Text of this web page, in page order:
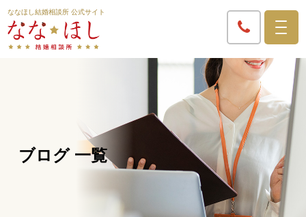
ななほし結婚相談所 公式サイト
ブログ 一覧